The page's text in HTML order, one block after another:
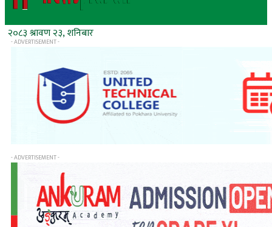
२०८३ श्रावण २३, शनिबार
- ADVERTISEMENT -
- ADVERTISEMENT -